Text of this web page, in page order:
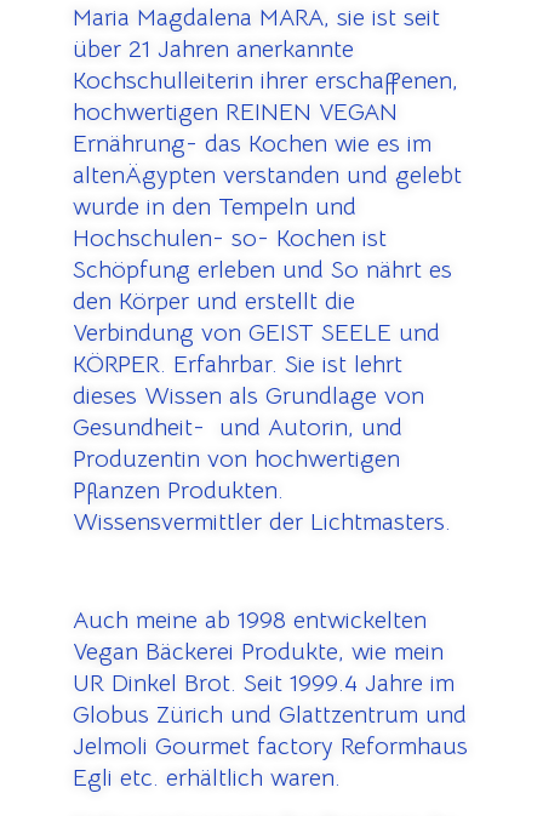
Maria Magdalena MARA, sie ist seit
über 21 Jahren anerkannte
Kochschulleiterin ihrer erschaffenen,
hochwertigen REINEN VEGAN
Ernährung- das Kochen wie es im
altenÄgypten verstanden und gelebt
wurde in den Tempeln und
Hochschulen- so- Kochen ist
Schöpfung erleben und So nährt es
den Körper und erstellt die
Verbindung von GEIST SEELE und
KÖRPER. Erfahrbar. Sie ist lehrt
dieses Wissen als Grundlage von
Gesundheit- und Autorin, und
Produzentin von hochwertigen
Pflanzen Produkten.
Wissensvermittler der Lichtmasters.
Auch meine ab 1998 entwickelten
Vegan Bäckerei Produkte, wie mein
UR Dinkel Brot. Seit 1999.4 Jahre im
Globus Zürich und Glattzentrum und
Jelmoli Gourmet factory Reformhaus
Egli etc. erhältlich waren.